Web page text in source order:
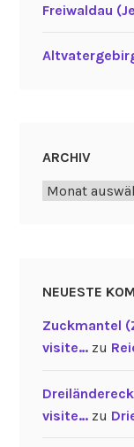
Freiwaldau
ARCHIV
Archiv
NEUESTE
Zuckmantel
visite…zu
visite…zu